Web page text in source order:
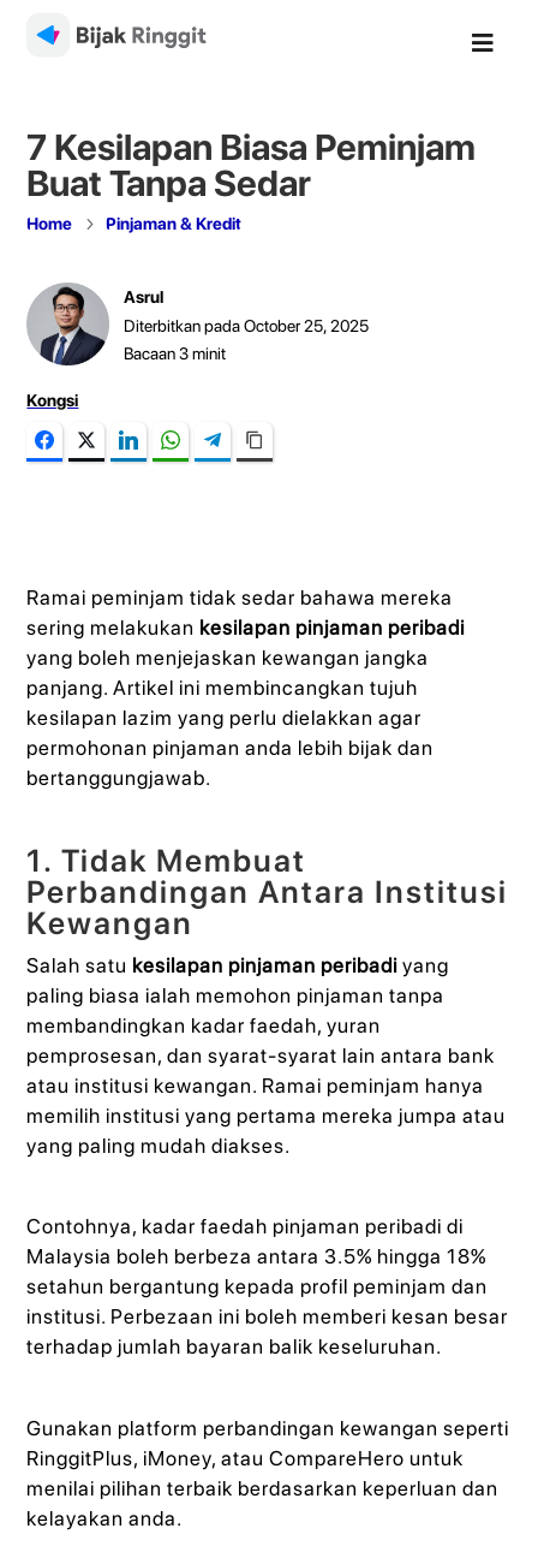

7 Kesilapan Biasa Peminjam
Buat Tanpa Sedar
Home 5 Pinjaman & Kredit
Asrul
Diterbitkan pada October 25, 2025
Bacaan3minit
Kongsi
FacebookTwitter LinkedIn WhatsAppTelegram
Ramai peminjam tidak sedar bahawa mereka
sering melakukan kesilapan pinjaman peribadi
yang boleh menjejaskan kewangan jangka
panjang. Artikel ini membincangkan tujuh
kesilapan lazim yang perlu dielakkan agar
permohonan pinjaman anda lebih bijak dan
bertanggungjawab.
1. Tidak Membuat
Perbandingan Antara Institusi
Kewangan
Salah satu kesilapan pinjaman peribadi yang
paling biasa ialah memohon pinjaman tanpa
membandingkan kadar faedah, yuran
pemprosesan, dan syarat-syarat lain antara bank
atau institusi kewangan. Ramai peminjam hanya
memilih institusi yang pertama mereka jumpa atau
yang paling mudah diakses.
Contohnya, kadar faedah pinjaman peribadi di
Malaysia boleh berbeza antara 3.5% hingga 18%
setahun bergantung kepada profil peminjam dan
institusi. Perbezaan ini boleh memberi kesan besar
terhadap jumlah bayaran balik keseluruhan.
Gunakan platform perbandingan kewangan seperti
RinggitPlus, iMoney, atau CompareHero untuk
menilai pilihan terbaik berdasarkan keperluan dan
kelayakan anda.